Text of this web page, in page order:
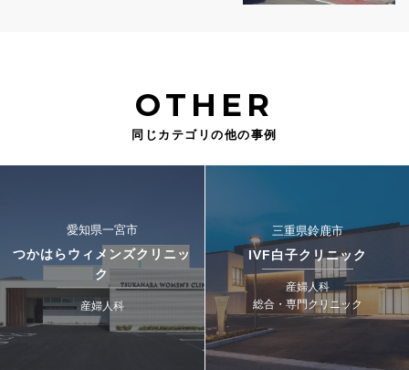
OTHER
同じカテゴリの他の事例
愛知県一宮市
つかはらウィメンズクリニッ
ク
産婦人科
三重県鈴鹿市
IVF白子クリニック
産婦人科
総合・専門クリニック